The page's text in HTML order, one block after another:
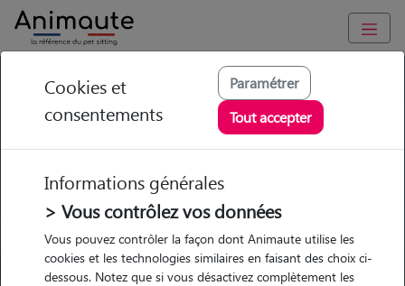
GARDE ANIMAUX à Châtillon-sur-Indre : Garde chien et chat
en famille ou à domicile, visites et promenades
Trouvez une garde animaux à
Châtillon-sur-Indre
Parmi nos 1 pet-sitters à Châtillon-
sur-Indre
Cookies et
consentements
Paramétrer
Tout accepter
Informations générales
> Vous contrôlez vos données
Vous pouvez contrôler la façon dont Animaute utilise les
cookies et les technologies similaires en faisant des choix ci-
dessous. Notez que si vous désactivez complètement les